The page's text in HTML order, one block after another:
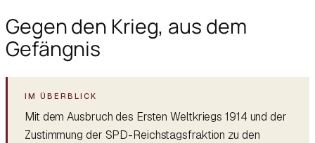
Gegen den Krieg, aus dem
Gefängnis
Mit dem Ausbruch des Ersten Weltkriegs 1914 und der
Zustimmung der SPD-Reichstagsfraktion zu den